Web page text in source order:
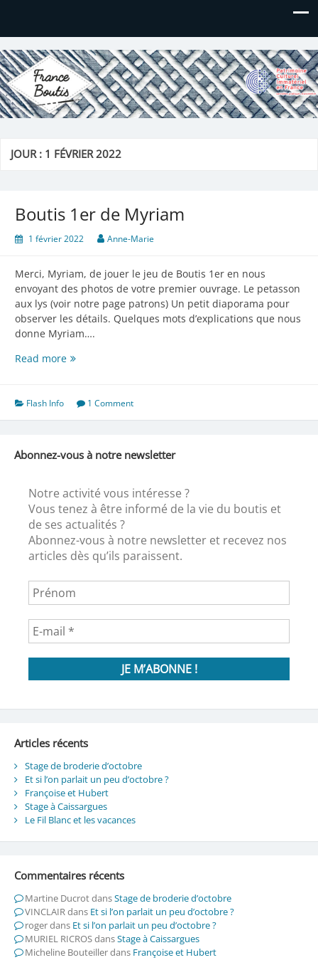
France Boutis
Le site de France Boutis
JOUR : 1 FÉVRIER 2022
Boutis 1er de Myriam
1 février 2022 Anne-Marie
Merci, Myriam, de jouer le jeu de Boutis 1er en nous
envoyant des photos de votre premier ouvrage. Le petasson
aux lys (voir notre page patrons) Un petit diaporama pour
observer les détails. Quelques mots d’explications que nous
donne Myriam….
Read moreBoutis
Myriam
Flash Info 1 Comment
Abonnez-vous à notre newsletter
Notre activité vous intéresse ?
Vous tenez à être informé de la vie du boutis et
de ses actualités ?
Abonnez-vous à notre newsletter et recevez nos
articles dès qu’ils paraissent.
Articles récents
Stage de broderie d’octobre
Et si l’on parlait un peu d’octobre ?
Françoise et Hubert
Stage à Caissargues
Le Fil Blanc et les vacances
Commentaires récents
Martine DucrotdansStage de broderie d’octobre
VINCLAIRdans Et si l’on parlait un peu d’octobre ?
rogerdans Et si l’on parlait un peu d’octobre ?
MURIEL RICROSdansStage à Caissargues
Micheline Bouteillerdans Françoise et Hubert